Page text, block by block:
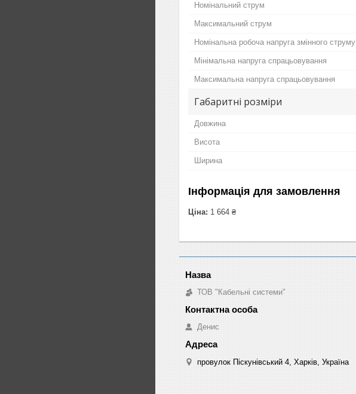
Номінальний струм
Максимальний струм
Номінальна робоча напруга змінного струму
Мінімальна напруга спрацьовування
Максимальна напруга спрацьовування
Габаритні розміри
Довжина
Висота
Ширина
Інформація для замовлення
Ціна: 1 664 ₴
ТОВ "Кабельні системи"
Денис
провулок Піскунівський 4, Харків, Україна